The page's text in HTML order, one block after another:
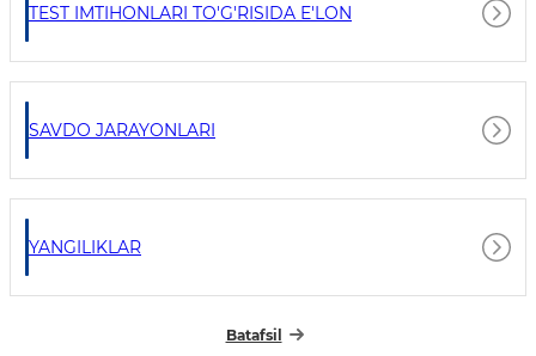
TEST IMTIHONLARI TO'G'RISIDA E'LON
SAVDO JARAYONLARI
YANGILIKLAR
Batafsil